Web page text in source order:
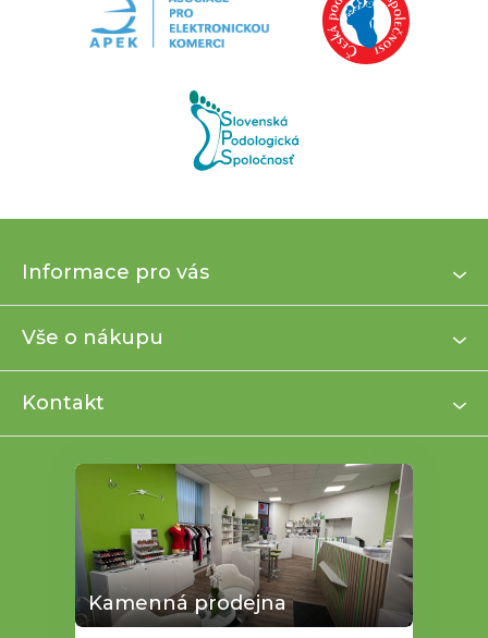
p
t
Informace pro vás
Vše o nákupu
Kontakt
Kamenná prodejna